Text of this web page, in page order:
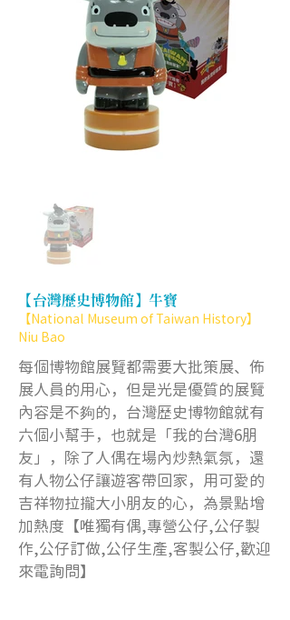
【台灣歷史博物館】牛寶
【National Museum of Taiwan History】
Niu Bao
每個博物館展覽都需要大批策展、佈
展人員的用心，但是光是優質的展覽
內容是不夠的，台灣歷史博物館就有
六個小幫手，也就是「我的台灣6朋
友」，除了人偶在場內炒熱氣氛，還
有人物公仔讓遊客帶回家，用可愛的
吉祥物拉攏大小朋友的心，為景點增
加熱度【唯獨有偶,專營公仔,公仔製
作,公仔訂做,公仔生產,客製公仔,歡迎
來電詢問】